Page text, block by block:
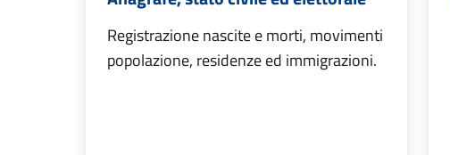
Registrazione nascite e morti, movimenti
popolazione, residenze ed immigrazioni.